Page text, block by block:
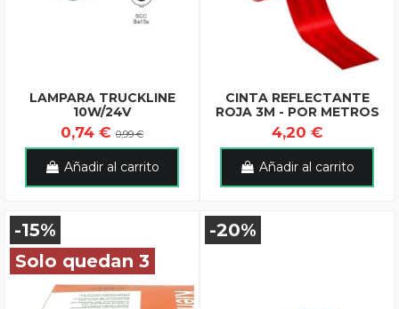
LAMPARA TRUCKLINE
10W/24V
0,74 € 0,99 €
Añadir al carrito
CINTA REFLECTANTE
ROJA 3M - POR METROS
4,20 €
Añadir al carrito
-15%
Solo quedan 3
-20%